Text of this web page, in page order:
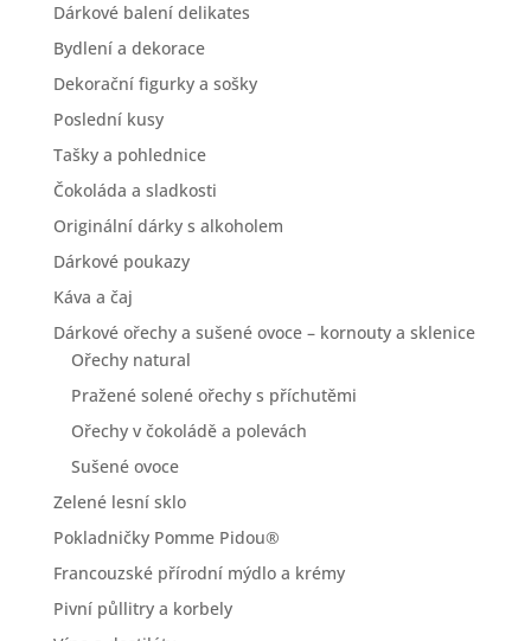
Dárkové balení delikates
Bydlení a dekorace
Dekorační figurky a sošky
Poslední kusy
Tašky a pohlednice
Čokoláda a sladkosti
Originální dárky s alkoholem
Dárkové poukazy
Káva a čaj
Dárkové ořechy a sušené ovoce – kornouty a sklenice
Ořechy natural
Pražené solené ořechy s příchutěmi
Ořechy v čokoládě a polevách
Sušené ovoce
Zelené lesní sklo
Pokladničky Pomme Pidou®
Francouzské přírodní mýdlo a krémy
Pivní půllitry a korbely